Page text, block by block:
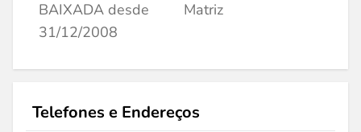
BAIXADA desde
31/12/2008
Matriz
Telefones e Endereços